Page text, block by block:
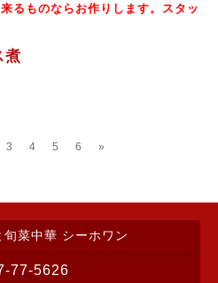
るものならお作りします。スタッ
煮
3 4 5 6 »
旬菜中華 シーホワン
77-5626